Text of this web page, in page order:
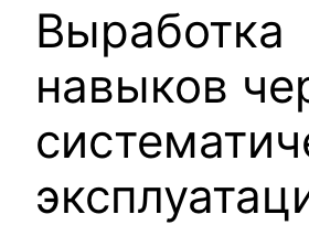
Выработка
навыков